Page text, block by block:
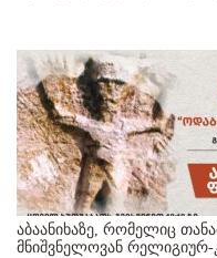
აბაანიხაზე, რომელიც
მნიშვნელოვან